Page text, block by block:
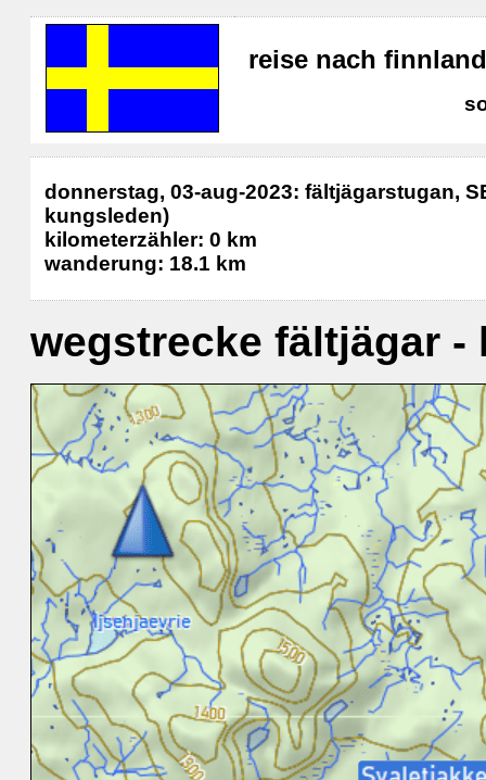
reise nach
donnerstag, 03-aug-2023: fältjägarstugan,
kungsleden)
kilometerzähler: 0 km
wanderung: 18.1 km
wegstrecke fältjägar -